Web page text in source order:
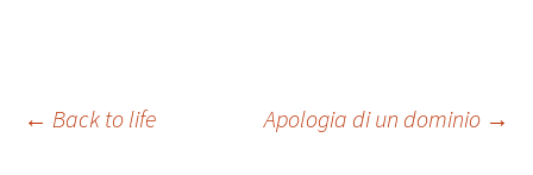
Navigazione
← Back to life Apologia di un dominio →